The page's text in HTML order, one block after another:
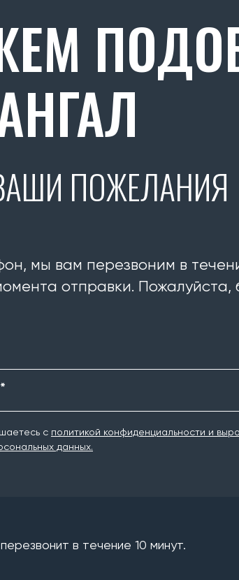
ПОЖЕЛАНИЯ
мы вам перезвоним в
отправки. Пожалуйста,
с политикой конфиденциальности и
данных.
в течение 10 минут.